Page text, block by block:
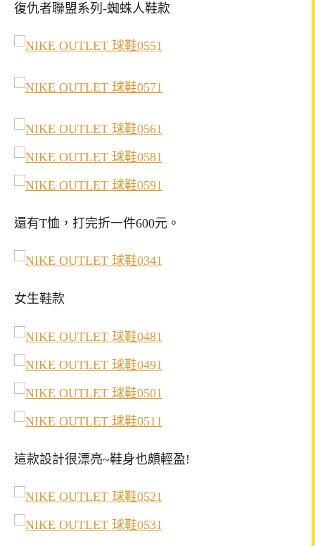
復仇者聯盟系列-蜘蛛人鞋款
還有T恤，打完折一件600元。
女生鞋款
這款設計很漂亮~鞋身也頗輕盈!